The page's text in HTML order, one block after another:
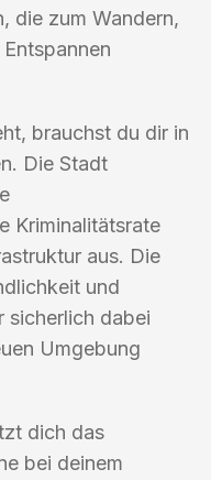
die zum Wandern,
brauchst du dir in
Die Stadt
Kriminalitätsrate
aus. Die
und
sicherlich dabei
Umgebung
dich das
bei deinem